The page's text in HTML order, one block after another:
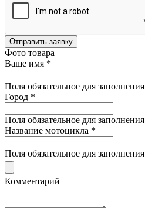
Отправить заявку
Фото товара
Ваше имя *
Поля обязательное для заполнения
Город *
Поля обязательное для заполнения
Название мотоцикла *
Поля обязательное для заполнения
Комментарий